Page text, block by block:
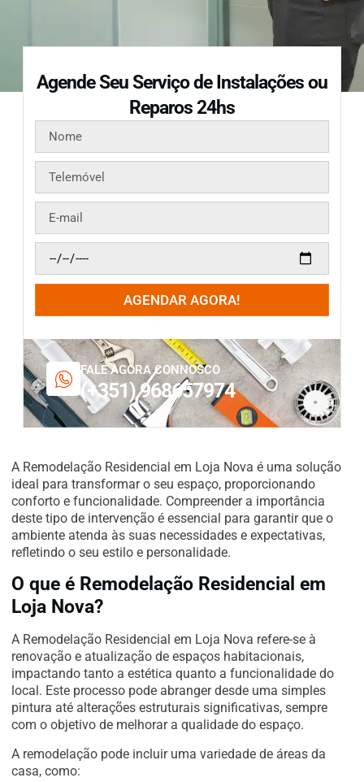
Agende Seu Serviço de Instalações ou
Reparos 24hs
AGENDAR AGORA!
FALE AGORA CONNOSCO
(+351) 968657974
A Remodelação Residencial em Loja Nova é uma solução
ideal para transformar o seu espaço, proporcionando
conforto e funcionalidade. Compreender a importância
deste tipo de intervenção é essencial para garantir que o
ambiente atenda às suas necessidades e expectativas,
refletindo o seu estilo e personalidade.
O que é Remodelação Residencial em
Loja Nova?
A Remodelação Residencial em Loja Nova refere-se à
renovação e atualização de espaços habitacionais,
impactando tanto a estética quanto a funcionalidade do
local. Este processo pode abranger desde uma simples
pintura até alterações estruturais significativas, sempre
com o objetivo de melhorar a qualidade do espaço.
A remodelação pode incluir uma variedade de áreas da
casa, como: